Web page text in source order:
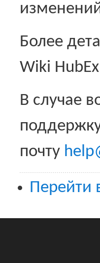
Более
Wiki
В случае
почту
Перейти